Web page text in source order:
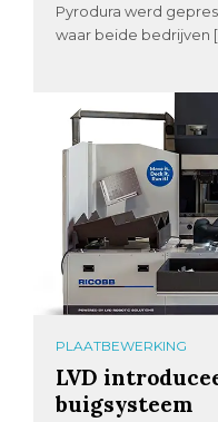
Pyrodura werd
waar beide bedrijven
PLAATBEWERKING
LVD
buigsysteem